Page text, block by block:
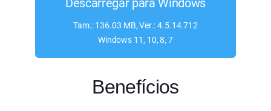
Tam.: 136.03 MB, Ver.: 4.5.14.712
Windows 11, 10, 8, 7
Benefícios